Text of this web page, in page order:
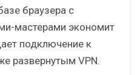
браузера с
мастерами экономит
подключение к
развернутым VPN.